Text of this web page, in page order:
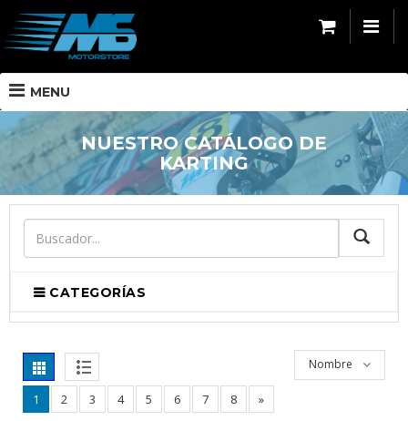
MENU
NUESTRO CATÁLOGO DE
KARTING
CATEGORÍAS
Nombre
1 2 3 4 5 6 7 8 »